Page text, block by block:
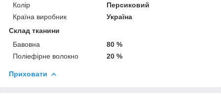
Колір
Персиковий
Країна виробник
Україна
Склад тканини
Бавовна
80 %
Поліефірне волокно
20 %
Приховати